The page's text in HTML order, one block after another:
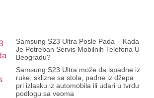
Samsung S23 Ultra Posle Pada – Kada
Je Potreban Servis Mobilnih Telefona U
Beogradu?
Samsung S23 Ultra može da ispadne iz
ruke, sklizne sa stola, padne iz džepa
pri izlasku iz automobila ili udari u tvrdu
podlogu sa veoma